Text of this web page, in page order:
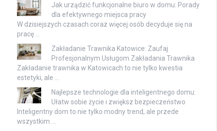
Jak urządzić funkcjonalne biuro w domu: Porady
dla efektywnego miejsca pracy
W dzisiejszych czasach coraz więcej osób decyduje się na
pracę …
Zakładanie Trawnika Katowice: Zaufaj
Profesjonalnym Usługom Zakładania Trawnika
Zakładanie trawnika w Katowicach to nie tylko kwestia
estetyki, ale …
Najlepsze technologie dla inteligentnego domu:
Ułatw sobie życie i zwiększ bezpieczeństwo
Inteligentny dom to nie tylko modny trend, ale przede
wszystkim …